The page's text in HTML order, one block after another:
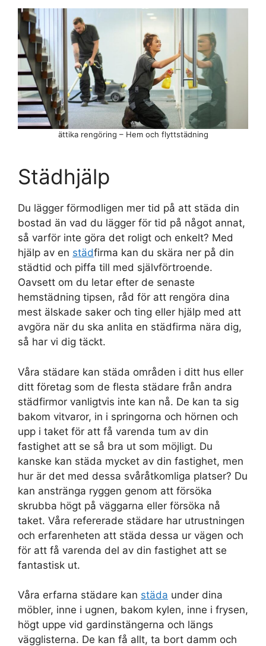
Städhjälp
Du lägger förmodligen mer tid på att städa din
bostad än vad du lägger för tid på något annat,
så varför inte göra det roligt och enkelt? Med
hjälp av en städfirma kan du skära ner på din
städtid och piffa till med självförtroende.
Oavsett om du letar efter de senaste
hemstädning tipsen, råd för att rengöra dina
mest älskade saker och ting eller hjälp med att
avgöra när du ska anlita en städfirma nära dig,
så har vi dig täckt.
Våra städare kan städa områden i ditt hus eller
ditt företag som de flesta städare från andra
städfirmor vanligtvis inte kan nå. De kan ta sig
bakom vitvaror, in i springorna och hörnen och
upp i taket för att få varenda tum av din
fastighet att se så bra ut som möjligt. Du
kanske kan städa mycket av din fastighet, men
hur är det med dessa svåråtkomliga platser? Du
kan anstränga ryggen genom att försöka
skrubba högt på väggarna eller försöka nå
taket. Våra refererade städare har utrustningen
och erfarenheten att städa dessa ur vägen och
för att få varenda del av din fastighet att se
fantastisk ut.
Våra erfarna städare kan städa under dina
möbler, inne i ugnen, bakom kylen, inne i frysen,
högt uppe vid gardinstängerna och längs
vägglisterna. De kan få allt, ta bort damm och
ättika rengöring – Hem och flyttstädning